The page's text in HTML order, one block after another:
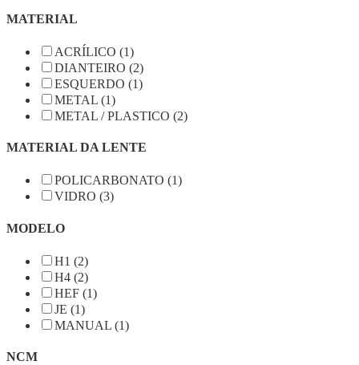
MATERIAL
ACRÍLICO (1)
DIANTEIRO (2)
ESQUERDO (1)
METAL (1)
METAL / PLASTICO (2)
MATERIAL DA LENTE
POLICARBONATO (1)
VIDRO (3)
MODELO
H1 (2)
H4 (2)
HEF (1)
JE (1)
MANUAL (1)
NCM